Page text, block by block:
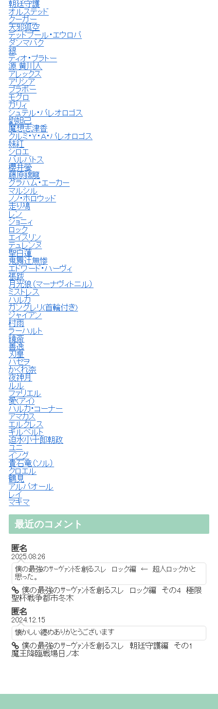
朝廷守護
オルステッド
クーガー
天邪狐空
デッドプール・エウロパ
ダンマバク
銀
ティオ・プラトー
源 黄川人
アレックス
アリシア
ブラボー
モグロ
ガリィ
シュテル・パレオロゴス
劉妲己
魔想志津香
クルミ・Ｙ・Ａ・パレオロゴス
妹紅
シロエ
バルバトス
櫻井螢
藤原錦龍
グラハム・エーカー
マルシル
ノノ・ホロウッド
走り鳰
レン
ジョニィ
ロック
エイスリン
テュレンヌ
聖白蓮
鬼舞辻無惨
エドワード・ハーヴィ
張跋
月光狼（マーナヴィトニル）
ミストレス
ハルカ
ガングレリ(首輪付き)
ジャイアン
村雨
ラーハルト
鏡斎
善逸
刃皇
ハセヲ
かくれ奈
夜神月
ルル
ファリエル
愛(アイ)
ハルカ・コーナー
アマカス
エルクレス
ギルベルト
迫水小十郎朝政
ユニ
イング
貴石竜（ソル）
クロエル
鶴見
アルパオール
レイ
マキマ
最近のコメント
匿名
2025.08.26
僕の最強のｻｰｳﾞｧﾝﾄを創るスレ ロック編 ← 超人ロックかと
思った。
僕の最強のｻｰｳﾞｧﾝﾄを創るスレ ロック編 その4 極限
聖杯戦争都市冬木
匿名
2024.12.15
懐かしい纏めありがとうございます
僕の最強のｻｰｳﾞｧﾝﾄを創るスレ 朝廷守護編 その1
魔王降臨戦場日ノ本